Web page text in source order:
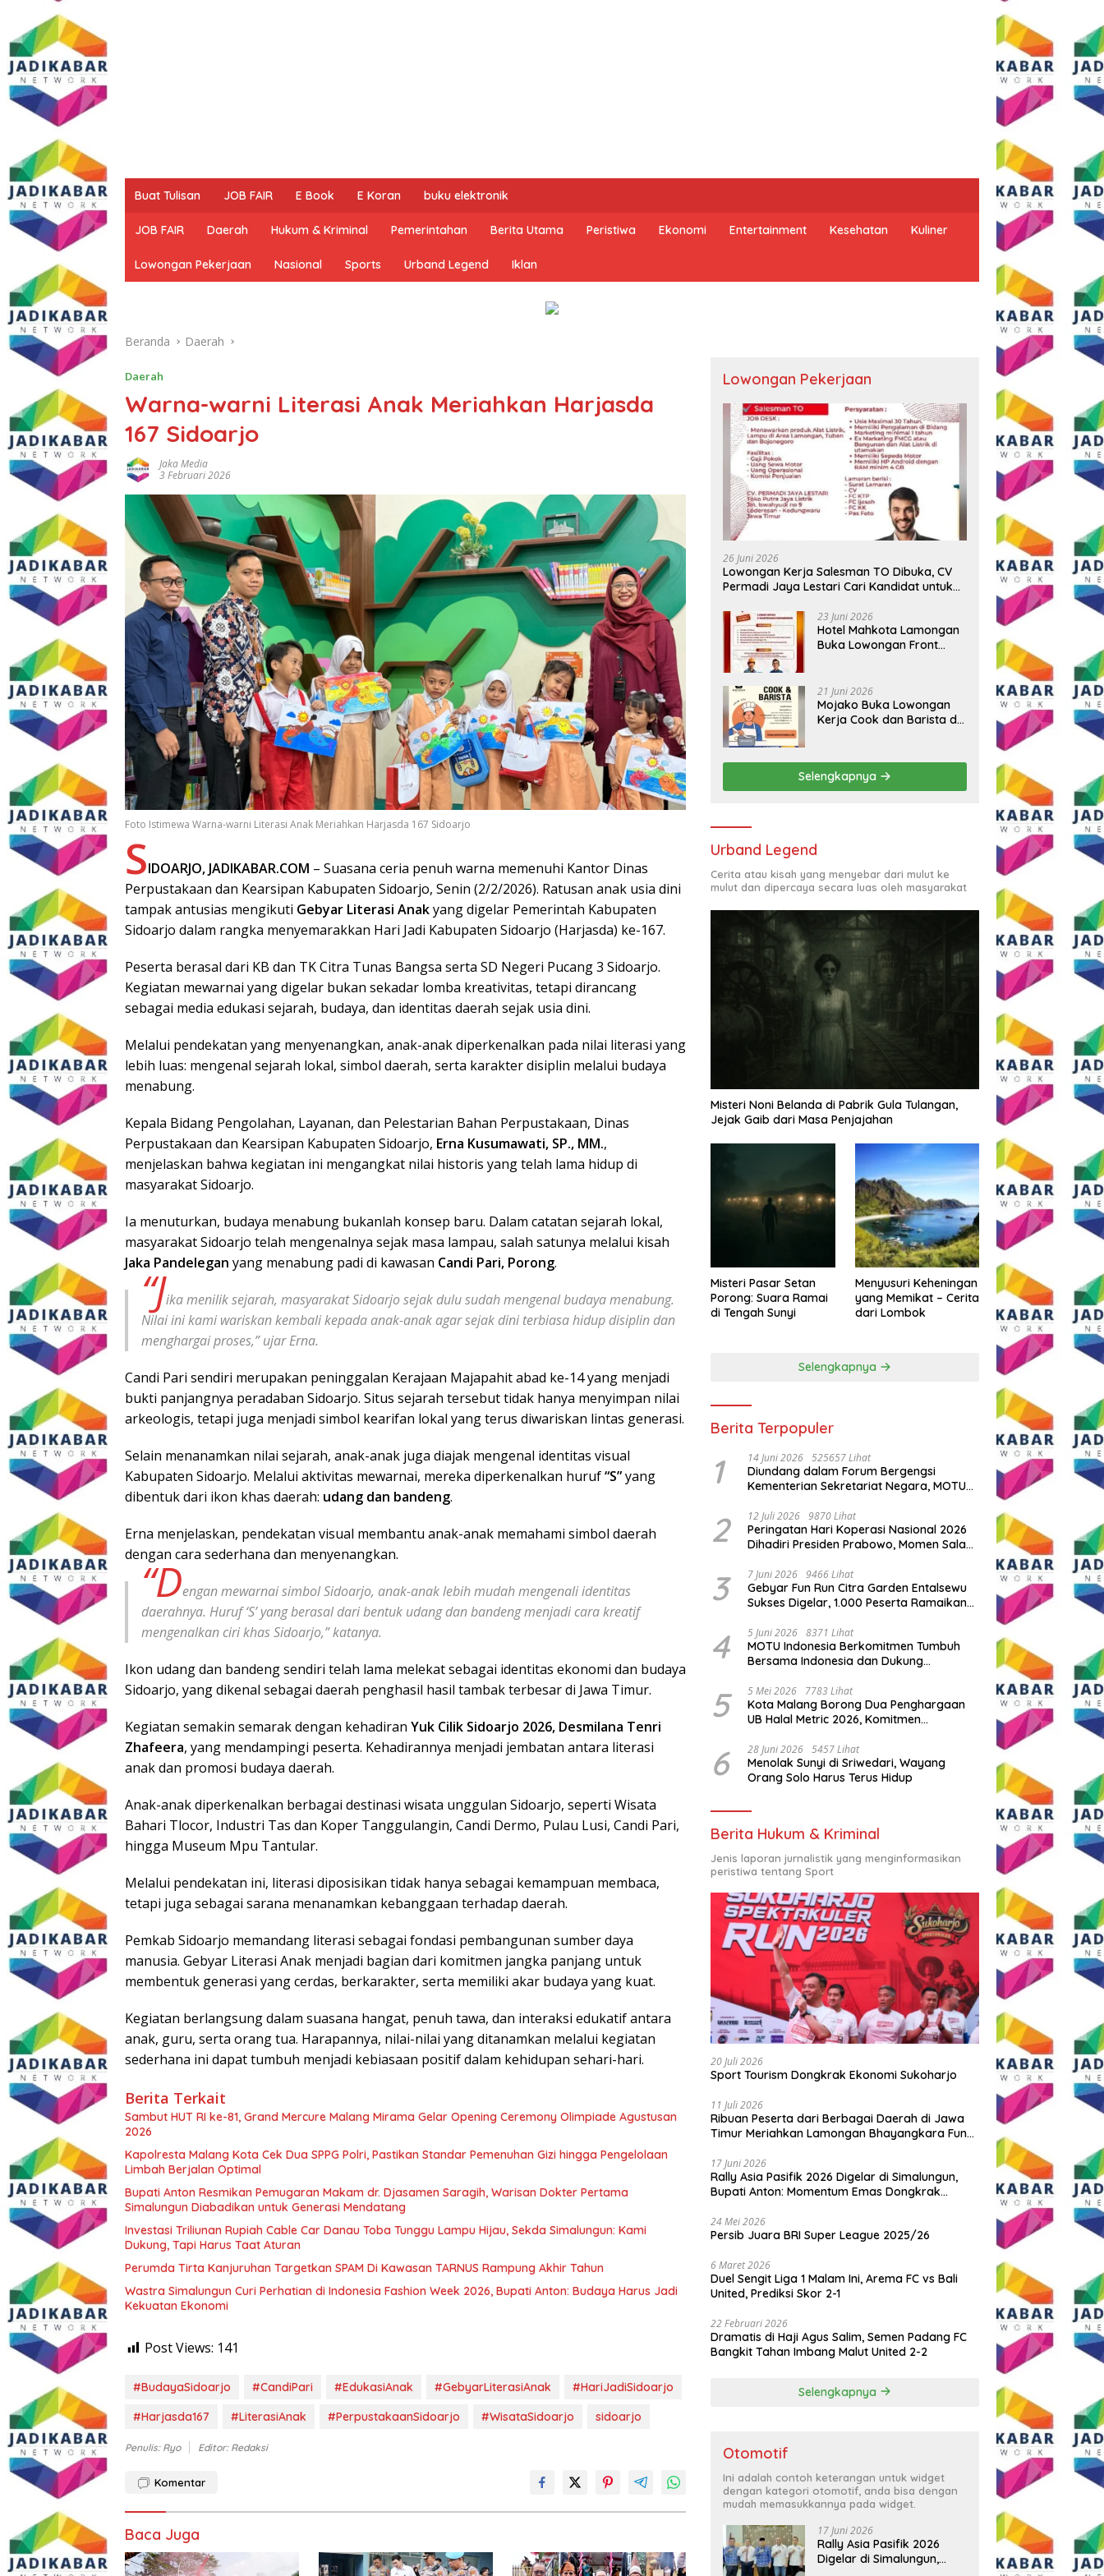
Buat Tulisan JOB FAIR E Book E Koran buku elektronik
JOB FAIR Daerah Hukum & Kriminal Pemerintahan Berita Utama Peristiwa Ekonomi Entertainment Kesehatan Kuliner
Lowongan Pekerjaan Nasional Sports Urband Legend Iklan
Beranda Daerah
Daerah
Warna-warni Literasi Anak Meriahkan Harjasda
167 Sidoarjo
Jaka Media
3 Februari 2026
Foto Istimewa Warna-warni Literasi Anak Meriahkan Harjasda 167 Sidoarjo
SIDOARJO, JADIKABAR.COM – Suasana ceria penuh warna memenuhi Kantor Dinas
Perpustakaan dan Kearsipan Kabupaten Sidoarjo, Senin (2/2/2026). Ratusan anak usia dini
tampak antusias mengikuti Gebyar Literasi Anakyang digelar Pemerintah Kabupaten
Sidoarjo dalam rangka menyemarakkan Hari Jadi Kabupaten Sidoarjo (Harjasda) ke-167.
Peserta berasal dari KB dan TK Citra Tunas Bangsa serta SD Negeri Pucang 3 Sidoarjo.
Kegiatan mewarnai yang digelar bukan sekadar lomba kreativitas, tetapi dirancang
sebagai media edukasi sejarah, budaya, dan identitas daerah sejak usia dini.
Melalui pendekatan yang menyenangkan, anak-anak diperkenalkan pada nilai literasi yang
lebih luas: mengenal sejarah lokal, simbol daerah, serta karakter disiplin melalui budaya
menabung.
Kepala Bidang Pengolahan, Layanan, dan Pelestarian Bahan Perpustakaan, Dinas
Perpustakaan dan Kearsipan Kabupaten Sidoarjo, Erna Kusumawati, SP., MM.,
menjelaskan bahwa kegiatan ini mengangkat nilai historis yang telah lama hidup di
masyarakat Sidoarjo.
Ia menuturkan, budaya menabung bukanlah konsep baru. Dalam catatan sejarah lokal,
masyarakat Sidoarjo telah mengenalnya sejak masa lampau, salah satunya melalui kisah
Jaka Pandelegan yang menabung padi di kawasan Candi Pari, Porong.
“Jika menilik sejarah, masyarakat Sidoarjo sejak dulu sudah mengenal budaya menabung.
Nilai ini kami wariskan kembali kepada anak-anak agar sejak dini terbiasa hidup disiplin dan
menghargai proses,” ujar Erna.
Candi Pari sendiri merupakan peninggalan Kerajaan Majapahit abad ke-14 yang menjadi
bukti panjangnya peradaban Sidoarjo. Situs sejarah tersebut tidak hanya menyimpan nilai
arkeologis, tetapi juga menjadi simbol kearifan lokal yang terus diwariskan lintas generasi.
Selain menanamkan nilai sejarah, anak-anak juga diajak mengenal identitas visual
Kabupaten Sidoarjo. Melalui aktivitas mewarnai, mereka diperkenalkan huruf“S”yang
dibentuk dari ikon khas daerah: udang dan bandeng.
Erna menjelaskan, pendekatan visual membantu anak-anak memahami simbol daerah
dengan cara sederhana dan menyenangkan.
“Dengan mewarnai simbol Sidoarjo, anak-anak lebih mudah mengenali identitas
daerahnya. Huruf ‘S’ yang berasal dari bentuk udang dan bandeng menjadi cara kreatif
mengenalkan ciri khas Sidoarjo,” katanya.
Ikon udang dan bandeng sendiri telah lama melekat sebagai identitas ekonomi dan budaya
Sidoarjo, yang dikenal sebagai daerah penghasil hasil tambak terbesar di Jawa Timur.
Kegiatan semakin semarak dengan kehadiran Yuk Cilik Sidoarjo 2026, Desmilana Tenri
Zhafeera, yang mendampingi peserta. Kehadirannya menjadi jembatan antara literasi
anak dan promosi budaya daerah.
Anak-anak diperkenalkan berbagai destinasi wisata unggulan Sidoarjo, seperti Wisata
Bahari Tlocor, Industri Tas dan Koper Tanggulangin, Candi Dermo, Pulau Lusi, Candi Pari,
hingga Museum Mpu Tantular.
Melalui pendekatan ini, literasi diposisikan tidak hanya sebagai kemampuan membaca,
tetapi juga sebagai sarana menanamkan kebanggaan terhadap daerah.
Pemkab Sidoarjo memandang literasi sebagai fondasi pembangunan sumber daya
manusia. Gebyar Literasi Anak menjadi bagian dari komitmen jangka panjang untuk
membentuk generasi yang cerdas, berkarakter, serta memiliki akar budaya yang kuat.
Kegiatan berlangsung dalam suasana hangat, penuh tawa, dan interaksi edukatif antara
anak, guru, serta orang tua. Harapannya, nilai-nilai yang ditanamkan melalui kegiatan
sederhana ini dapat tumbuh menjadi kebiasaan positif dalam kehidupan sehari-hari.
Berita Terkait
Sambut HUT RI ke-81, Grand Mercure Malang Mirama Gelar Opening Ceremony Olimpiade Agustusan
2026
Kapolresta Malang Kota Cek Dua SPPG Polri, Pastikan Standar Pemenuhan Gizi hingga Pengelolaan
Limbah Berjalan Optimal
Bupati Anton Resmikan Pemugaran Makam dr. Djasamen Saragih, Warisan Dokter Pertama
Simalungun Diabadikan untuk Generasi Mendatang
Investasi Triliunan Rupiah Cable Car Danau Toba Tunggu Lampu Hijau, Sekda Simalungun: Kami
Dukung, Tapi Harus Taat Aturan
Perumda Tirta Kanjuruhan Targetkan SPAM Di Kawasan TARNUS Rampung Akhir Tahun
Wastra Simalungun Curi Perhatian di Indonesia Fashion Week 2026, Bupati Anton: Budaya Harus Jadi
Kekuatan Ekonomi
Post Views: 141
#BudayaSidoarjo #CandiPari #EdukasiAnak #GebyarLiterasiAnak
#HariJadiSidoarjo
#Harjasda167
#LiterasiAnak #PerpustakaanSidoarjo #WisataSidoarjo sidoarjo
Penulis: Ryo Editor: Redaksi
Komentar
Baca Juga
Lowongan Pekerjaan
26 Juni 2026
Lowongan Kerja Salesman TO Dibuka, CV
Permadi Jaya Lestari Cari Kandidat untuk
23 Juni 2026
Hotel Mahkota Lamongan
Buka Lowongan Front
Syaratnya
21 Juni 2026
Mojako Buka Lowongan
Kerja Cook dan Barista di
Selengkapnya
Urband Legend
Cerita atau kisah yang menyebar dari mulut ke
mulut dan dipercaya secara luas oleh masyarakat
Misteri Noni Belanda di Pabrik Gula Tulangan,
Jejak Gaib dari Masa Penjajahan
Misteri Pasar Setan
Porong: Suara Ramai
di Tengah Sunyi
Menyusuri Keheningan
yang Memikat – Cerita
dari Lombok
Selengkapnya
Berita Terpopuler
1 14 Juni 2026 525657 Lihat
Diundang dalam Forum Bergengsi
Kementerian Sekretariat Negara, MOTU
Indonesia
2 12 Juli 2026 9870 Lihat
Peringatan Hari Koperasi Nasional 2026
Dihadiri Presiden Prabowo, Momen Salam
3 7 Juni 2026 9466 Lihat
Gebyar Fun Run Citra Garden Entalsewu
Sukses Digelar, 1.000 Peserta Ramaikan
4 5 Juni 2026 8371 Lihat
MOTU Indonesia Berkomitmen Tumbuh
Bersama Indonesia dan Dukung
5 5 Mei 2026 7783 Lihat
Kota Malang Borong Dua Penghargaan
UB Halal Metric 2026, Komitmen
6 28 Juni 2026 5457 Lihat
Menolak Sunyi di Sriwedari, Wayang
Orang Solo Harus Terus Hidup
Berita Hukum & Kriminal
Jenis laporan jurnalistik yang menginformasikan
peristiwa tentang Sport
20 Juli 2026
Sport Tourism Dongkrak Ekonomi Sukoharjo
11 Juli 2026
Ribuan Peserta dari Berbagai Daerah di Jawa
Timur Meriahkan Lamongan Bhayangkara Fun
17 Juni 2026
Rally Asia Pasifik 2026 Digelar di Simalungun,
Bupati Anton: Momentum Emas Dongkrak
24 Mei 2026
Persib Juara BRI Super League 2025/26
6 Maret 2026
Duel Sengit Liga 1 Malam Ini, Arema FC vs Bali
United, Prediksi Skor 2-1
22 Februari 2026
Dramatis di Haji Agus Salim, Semen Padang FC
Bangkit Tahan Imbang Malut United 2-2
Selengkapnya
Otomotif
Ini adalah contoh keterangan untuk widget
dengan kategori otomotif, anda bisa dengan
mudah memasukkannya pada widget.
17 Juni 2026
Rally Asia Pasifik 2026
Digelar di Simalungun,